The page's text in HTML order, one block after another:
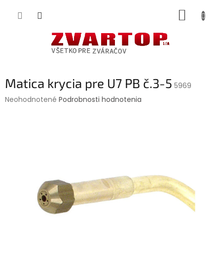
Matica krycia pre U7 PB č.3-5 5969
Priemerné
Neohodnotené Podrobnosti hodnotenia